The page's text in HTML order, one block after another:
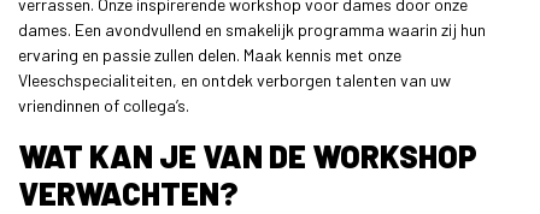
verrassen. Onze inspirerende workshop voor dames door onze
dames. Een avondvullend en smakelijk programma waarin zij hun
ervaring en passie zullen delen. Maak kennis met onze
Vleeschspecialiteiten, en ontdek verborgen talenten van uw
vriendinnen of collega’s.
WAT KAN JE VAN DE WORKSHOP
VERWACHTEN?